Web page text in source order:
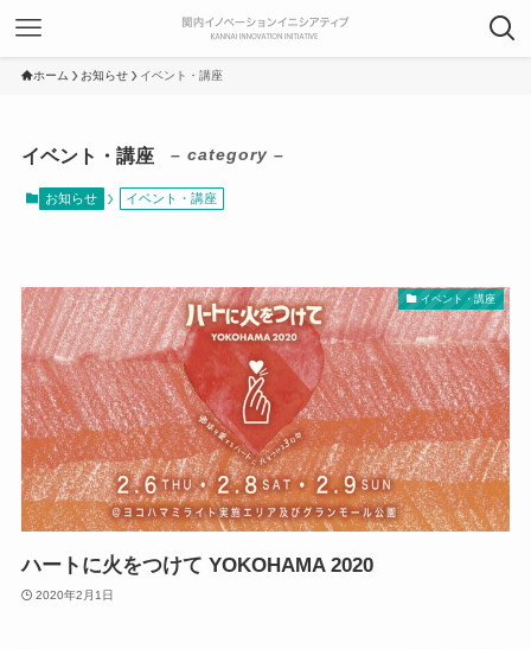
ホーム お知らせ イベント・講座
イベント・講座 – category –
お知らせ イベント・講座
イベント・講座
ハートに火をつけて YOKOHAMA 2020
2020年2月1日